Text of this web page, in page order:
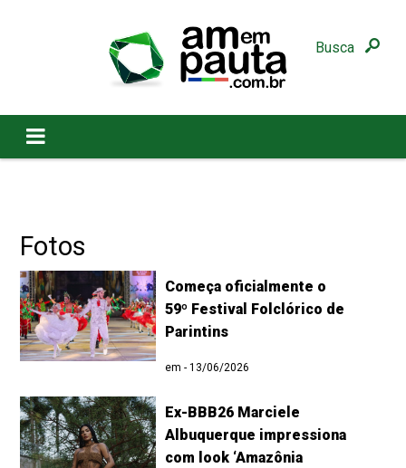
Busca
Fotos
Começa oficialmente o
59º Festival Folclórico de
Parintins
em - 13/06/2026
Ex-BBB26 Marciele
Albuquerque impressiona
com look ‘Amazônia